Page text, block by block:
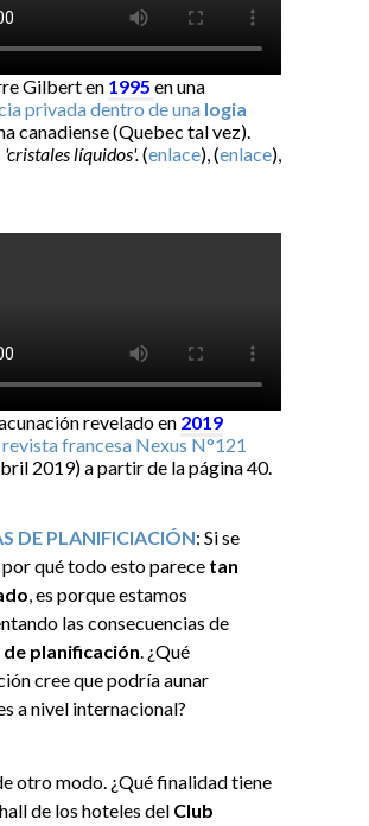
Gilbert en 1995 en una
privada dentro de una logia
canadiense (Quebec tal vez).
'cristales líquidos'.(enlace), (enlace),
revelado en 2019
revista francesa Nexus N°121
2019) a partir de la página 40.
DE PLANIFICIACIÓN: Si se
qué todo esto parece tan
, es porque estamos
las consecuencias de
planificación. ¿Qué
cree que podría aunar
a nivel internacional?
otro modo. ¿Qué finalidad tiene
de los hoteles del Club